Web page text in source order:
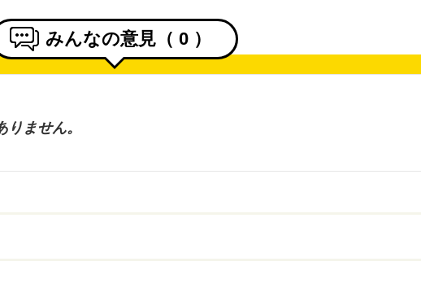
みんなの意見（ 0 ）
りません。